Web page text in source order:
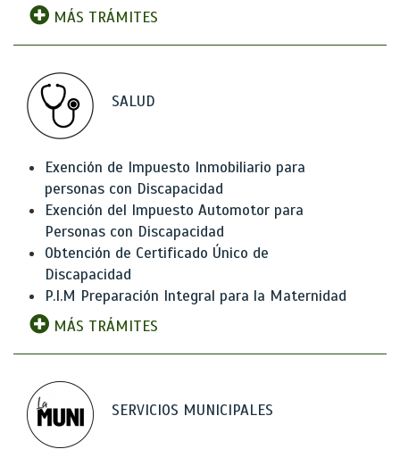
MÁS TRÁMITES
SALUD
Exención de Impuesto Inmobiliario para
personas con Discapacidad
Exención del Impuesto Automotor para
Personas con Discapacidad
Obtención de Certificado Único de
Discapacidad
P.I.M Preparación Integral para la Maternidad
MÁS TRÁMITES
SERVICIOS MUNICIPALES